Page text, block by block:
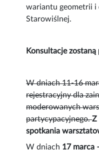
wariantu geometrii i
Starowiślnej.
Konsultacje
W dniach 11-16
rejestracyjny dla
moderowanych
partycypacyjnego.Z
spotkania
W dniach 17 marca